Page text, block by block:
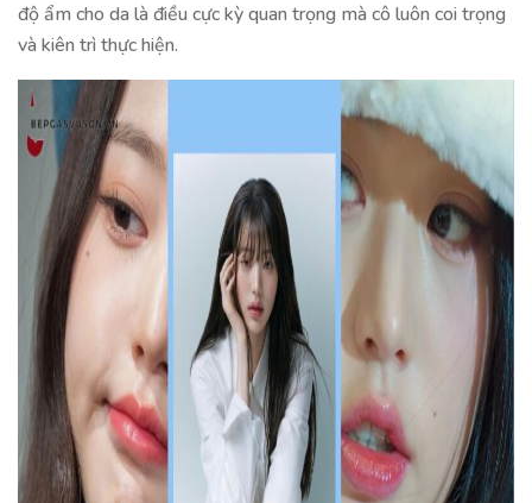
độ ẩm cho da là điều cực kỳ quan trọng mà cô luôn coi trọng
và kiên trì thực hiện.